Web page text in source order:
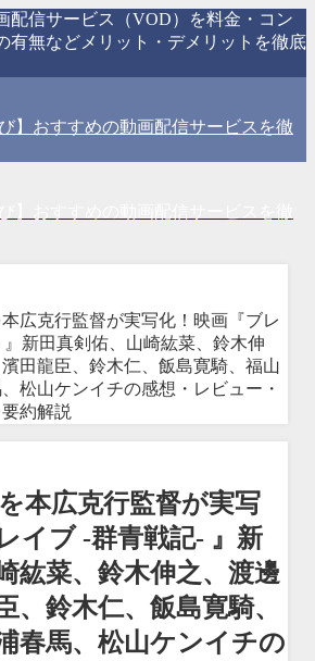
配信サービス（VOD）を料金・コン
有無などメリット・デメリットを徹底
】おすすめの動画配信サービスを徹
広克行監督が実写化！映画『ブレ
』新田真剣佑、山崎紘菜、鈴木伸
田龍臣、鈴木仁、飯島寛騎、福山
松山ケンイチの感想・レビュー・
約解説
本広克行監督が実写
イブ -群青戦記- 』新
紘菜、鈴木伸之、渡邊
、鈴木仁、飯島寛騎、
春馬、松山ケンイチの